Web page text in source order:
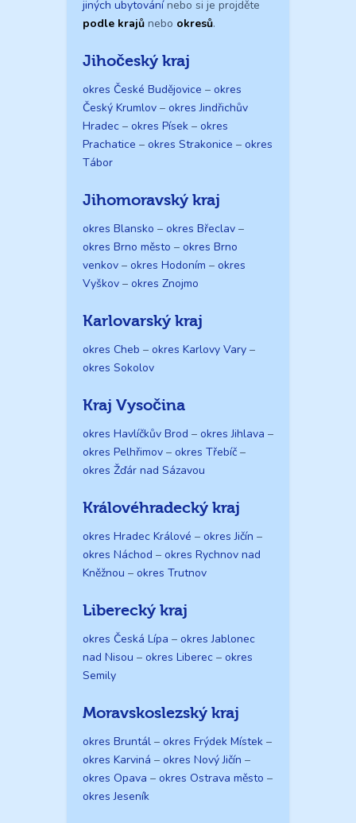
jiných ubytovánínebo si je projděte
podle krajů nebo okresů.
Jihočeský kraj
okres České Budějovice – okres
Český Krumlov – okres Jindřichův
Hradec – okres Písek – okres
Prachatice – okres Strakonice – okres
Tábor
Jihomoravský kraj
okres Blansko – okres Břeclav –
okres Brno město – okres Brno
venkov – okres Hodoním – okres
Vyškov – okres Znojmo
Karlovarský kraj
okres Cheb – okres Karlovy Vary –
okres Sokolov
Kraj Vysočina
okres Havlíčkův Brod – okres Jihlava –
okres Pelhřimov – okres Třebíč –
okres Žďár nad Sázavou
Královéhradecký kraj
okres Hradec Králové – okres Jičín –
okres Náchod – okres Rychnov nad
Kněžnou – okres Trutnov
Liberecký kraj
okres Česká Lípa – okres Jablonec
nad Nisou – okres Liberec – okres
Semily
Moravskoslezský kraj
okres Bruntál – okres Frýdek Místek –
okres Karviná – okres Nový Jičín –
okres Opava – okres Ostrava město –
okres Jeseník